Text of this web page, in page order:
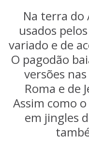
Na terra do
usados
variado e de
O pagodão
versões
Roma e de
Assim como
em jingles